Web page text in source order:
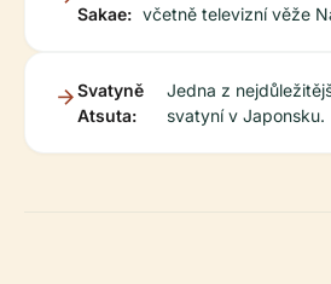
Sakae: včetně televizní věže
Svatyně
Atsuta:
Jedna z
svatyní v Japonsku.